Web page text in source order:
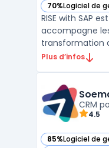
70%Logiciel de
— voir RISE with
RISE with SAP
accompagne
transformation
vers le cloud.
services et des
besoins spécifi ...
Plus d’infos
CRM
4.5
85%Logiciel de
— voir Soeman